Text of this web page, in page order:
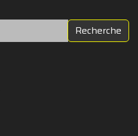
Recherche